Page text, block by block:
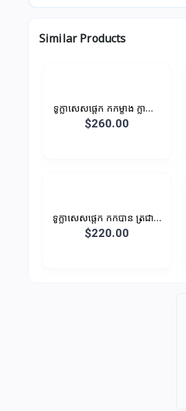
Similar Products
ទូក្លាសេសផ្តេក កកម្ខាង ក្លាស្សេ
ម្ខាង បណ្តោយ 0.96M 196L
$260.00
ទូក្លាសេសផ្តេក កកបាន ត្រជាក់
បាន
$220.00